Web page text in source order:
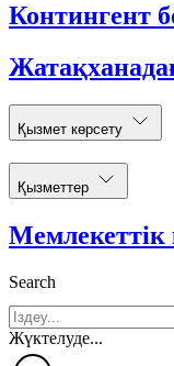
Контингент
Қызмет көрсету
Қызметтер
Мемлекеттік
Search
Жүктелуде...